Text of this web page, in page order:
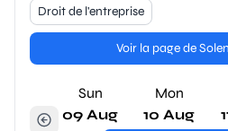
Droit de l'entreprise
Voir la page de
Sun
09 Aug
Mon
10 Aug